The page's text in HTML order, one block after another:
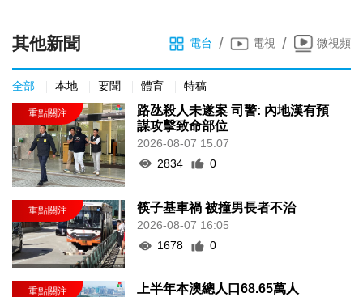
其他新聞 電台 / 電視 / 微視頻
全部 本地 要聞 體育 特稿
路氹殺人未遂案 司警: 內地漢有預
謀攻擊致命部位
2026-08-07 15:07
2834
0
筷子基車禍 被撞男長者不治
2026-08-07 16:05
1678
0
上半年本澳總人口68.65萬人